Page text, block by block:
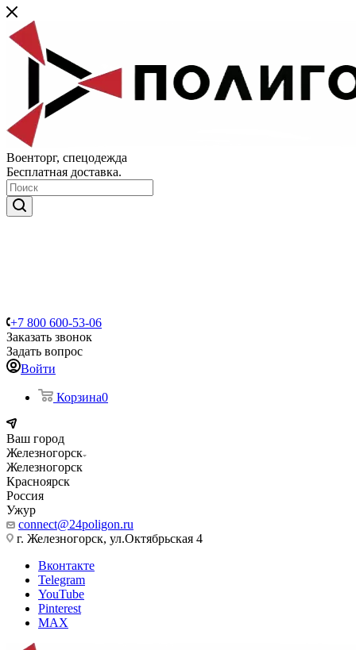
Военторг, спецодежда
Бесплатная доставка.
+7 800 600-53-06
Заказать звонок
Задать вопрос
Войти
Корзина0
Ваш город
Железногорск
Железногорск
Красноярск
Россия
Ужур
connect@24poligon.ru
г. Железногорск, ул.Октябрьская 4
Вконтакте
Telegram
YouTube
Pinterest
MAX